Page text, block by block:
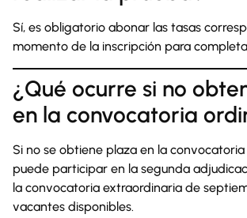
Sí, es obligatorio abonar las tasas
momento de la inscripción para
¿Qué ocurre si no
en la convocatoria
Si no se obtiene plaza en la convocatoria
puede participar en la segunda
la convocatoria extraordinaria de
vacantes disponibles.